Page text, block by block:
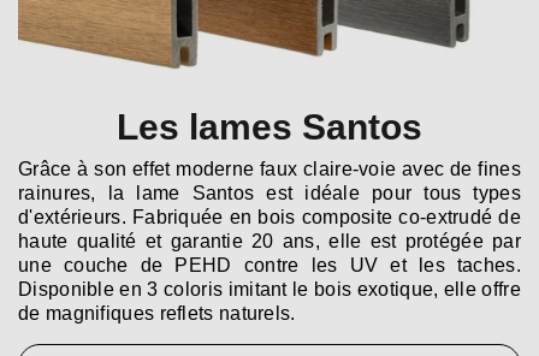
Les lames Santos
Grâce à son effet moderne faux claire-voie avec de fines
rainures, la lame Santos est idéale pour tous types
d'extérieurs. Fabriquée en bois composite co-extrudé de
haute qualité et garantie 20 ans, elle est protégée par
une couche de PEHD contre les UV et les taches.
Disponible en 3 coloris imitant le bois exotique, elle offre
de magnifiques reflets naturels.